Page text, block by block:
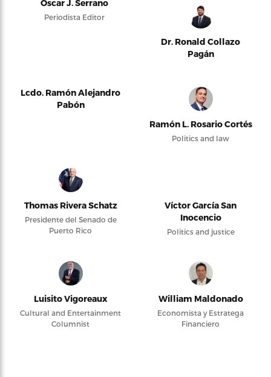
Oscar J. Serrano
Periodista Editor
Dr. Ronald Collazo
Pagán
Lcdo. Ramón Alejandro
Pabón
Ramón L. Rosario Cortés
Politics and law
Thomas Rivera Schatz
Presidente del Senado de
Puerto Rico
Víctor García San
Inocencio
Politics and justice
Luisito Vigoreaux
Cultural and Entertainment
Columnist
William Maldonado
Economista y Estratega
Financiero